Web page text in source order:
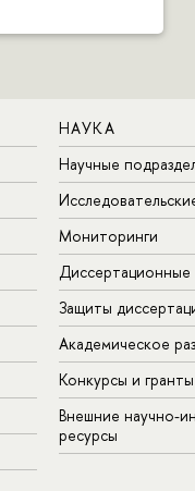
НАУКА
Научные
Мониторинги
Диссертационные
Защиты
Академическое
Конкурсы и гранты
Внешние научно-
ресурсы